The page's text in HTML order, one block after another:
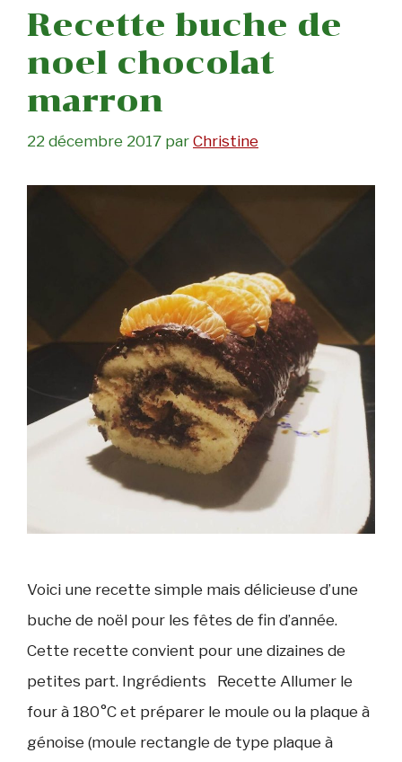
Recette buche de
noel chocolat
marron
22 décembre 2017 par Christine
Voici une recette simple mais délicieuse d’une
buche de noël pour les fêtes de fin d’année.
Cette recette convient pour une dizaines de
petites part. Ingrédients Recette Allumer le
four à 180°C et préparer le moule ou la plaque à
génoise (moule rectangle de type plaque à